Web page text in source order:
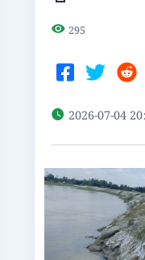
295
2026-07-04